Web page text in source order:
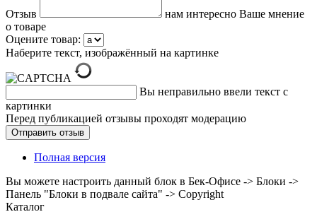
Отзыв
нам интересно Ваше мнение
о товаре
Оцените товар:
Наберите текст, изображённый на картинке
Вы неправильно ввели текст с
картинки
Перед публикацией отзывы проходят модерацию
Полная версия
Вы можете настроить данный блок в Бек-Офисе -> Блоки ->
Панель "Блоки в подвале сайта" -> Copyright
Каталог